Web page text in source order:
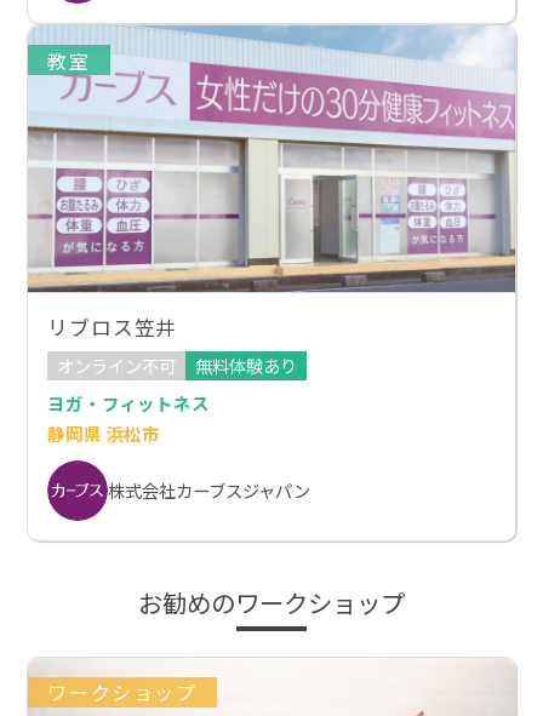
教室
リブロス笠井
オンライン不可
無料体験あり
ヨガ・フィットネス
静岡県 浜松市
株式会社カーブスジャパン
お勧めのワークショップ
ワークショップ